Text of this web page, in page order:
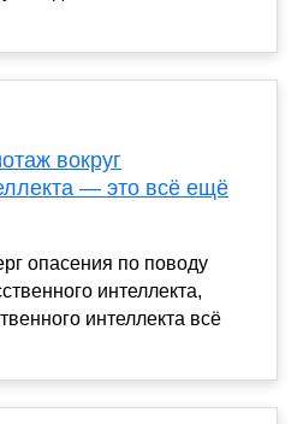
вокруг
— это всё ещё
опасения по поводу
интеллекта,
интеллекта всё